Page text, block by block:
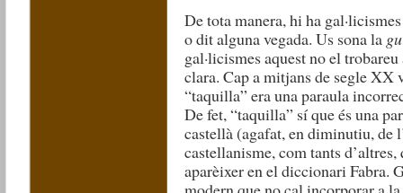
De tota manera, hi ha
o dit alguna vegada. Us sona la
gal·licismes aquest no el
clara. Cap a mitjans de segle XX
“taquilla” era una paraula
De fet, “taquilla” sí que és una
castellà (agafat, en diminutiu, de
castellanisme, com tants
aparèixer en el diccionari Fabra.